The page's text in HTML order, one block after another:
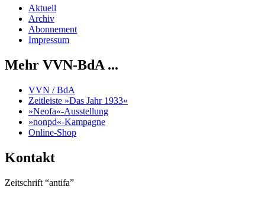
Aktuell
Archiv
Abonnement
Impressum
Mehr VVN-BdA ...
VVN / BdA
Zeitleiste »Das Jahr 1933«
»Neofa«-Ausstellung
»nonpd«-Kampagne
Online-Shop
Kontakt
Zeitschrift “antifa”